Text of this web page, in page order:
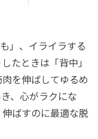
」、イライラする
たときは「背中」
を伸ばしてゆるめ
、心がラクにな
ばすのに最適な脱